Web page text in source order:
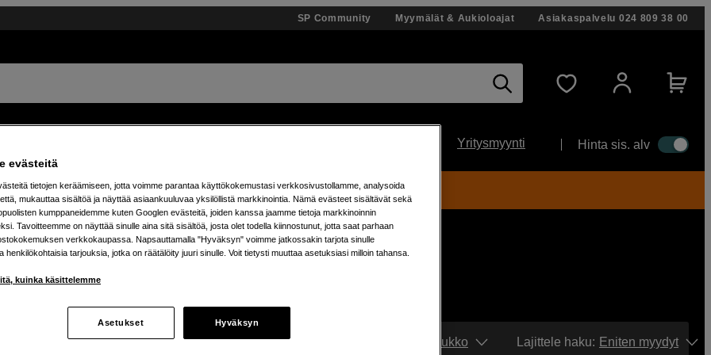
SP Community Myymälät & Aukioloajat Asiakaspalvelu 024 809 38 00
Yritysmyynti Hinta sis. alv
Ruudukko Lajittele haku: Eniten myydyt
% alennusta teenage engineering -tuotteista – 7.8. asti!
evästeitä
tietojen keräämiseen, jotta voimme parantaa käyttökokemustasi verkkosivustollamme, analysoida
mukauttaa sisältöä ja näyttää asiaankuuluvaa yksilöllistä markkinointia. Nämä evästeet sisältävät sekä
kumppaneidemme kuten Googlen evästeitä, joiden kanssa jaamme tietoja markkinoinnin
Tavoitteemme on näyttää sinulle aina sitä sisältöä, josta olet todella kiinnostunut, jotta saat parhaan
verkkokaupassa. Napsauttamalla "Hyväksyn" voimme jatkossakin tarjota sinulle
henkilökohtaisia tarjouksia, jotka on räätälöity juuri sinulle. Voit tietysti muuttaa asetuksiasi milloin tahansa.
kuinka käsittelemme
Asetukset Hyväksyn